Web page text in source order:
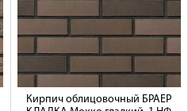
Кирпич облицовочный БРАЕР